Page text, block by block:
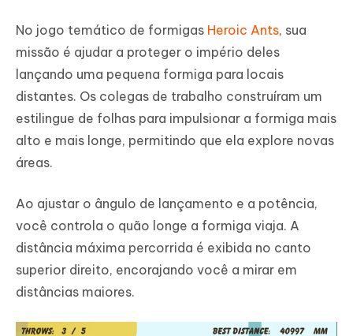
No jogo temático de formigas Heroic Ants, sua
missão é ajudar a proteger o império deles
lançando uma pequena formiga para locais
distantes. Os colegas de trabalho construíram um
estilingue de folhas para impulsionar a formiga mais
alto e mais longe, permitindo que ela explore novas
áreas.
Ao ajustar o ângulo de lançamento e a potência,
você controla o quão longe a formiga viaja. A
distância máxima percorrida é exibida no canto
superior direito, encorajando você a mirar em
distâncias maiores.